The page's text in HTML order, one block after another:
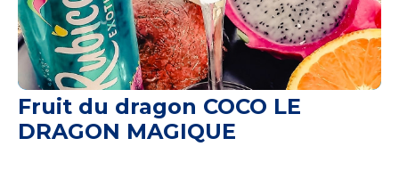
Fruit du dragon COCO LE
DRAGON MAGIQUE